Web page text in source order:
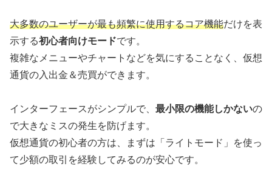
大多数のユーザーが最も頻繁に使用するコア機能だけを表
示する初心者向けモードです。
複雑なメニューやチャートなどを気にすることなく、仮想
通貨の入出金＆売買ができます。
インターフェースがシンプルで、 最小限の機能しかないの
で大きなミスの発生を防げます。
仮想通貨の初心者の方は、まずは「ライトモード」を使っ
て少額の取引を経験してみるのが安心です。